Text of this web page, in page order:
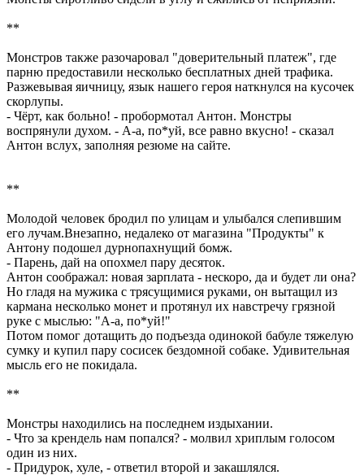
**
Монстров также разочаровал "доверительный платеж", где
парню предоставили несколько бесплатных дней трафика.
Разжевывая яичницу, язык нашего героя наткнулся на кусочек
скорлупы.
- Чёрт, как больно! - пробормотал Антон. Монстры
воспрянули духом. - А-а, по*уй, все равно вкусно! - сказал
Антон вслух, заполняя резюме на сайте.
**
Молодой человек бродил по улицам и улыбался слепившим
его лучам.Внезапно, недалеко от магазина "Продукты" к
Антону подошел дурнопахнущий бомж.
- Парень, дай на опохмел пару десяток.
Антон соображал: новая зарплата - нескоро, да и будет ли она?
Но гладя на мужика с трясущимися руками, он вытащил из
кармана несколько монет и протянул их навстречу грязной
руке с мыслью: "А-а, по*уй!"
Потом помог дотащить до подъезда одинокой бабуле тяжелую
сумку и купил пару сосисек бездомной собаке. Удивительная
мысль его не покидала.
**
Монстры находились на последнем издыхании.
- Что за крендель нам попался? - молвил хриплым голосом
один из них.
- Придурок, хуле, - ответил второй и закашлялся.